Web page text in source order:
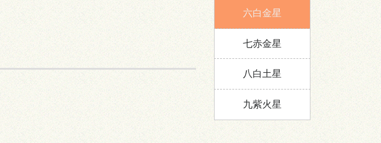
六白金星
七赤金星
八白土星
九紫火星